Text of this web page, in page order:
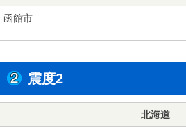
函館市
震度2
北海道